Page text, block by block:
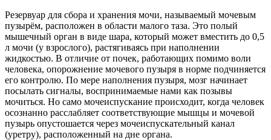
Резервуар для сбора и хранения мочи, называемый мочевым
пузырём, расположен в области малого таза. Это полый
мышечный орган в виде шара, который может вместить до 0,5
л мочи (у взрослого), растягиваясь при наполнении
жидкостью. В отличие от почек, работающих помимо воли
человека, опорожнение мочевого пузыря в норме подчиняется
его контролю. По мере наполнения пузыря, мозг начинает
посылать сигналы, воспринимаемые нами как позывы
мочиться. Но само мочеиспускание происходит, когда человек
осознанно расслабляет соответствующие мышцы и мочевой
пузырь опустошается через мочеиспускательный канал
(уретру), расположенный на дне органа.